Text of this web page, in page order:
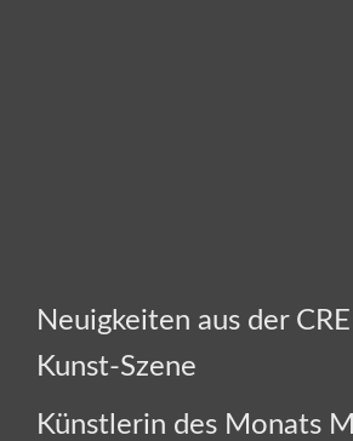
Neuigkeiten aus der
Kunst-Szene
Künstlerin des Monats